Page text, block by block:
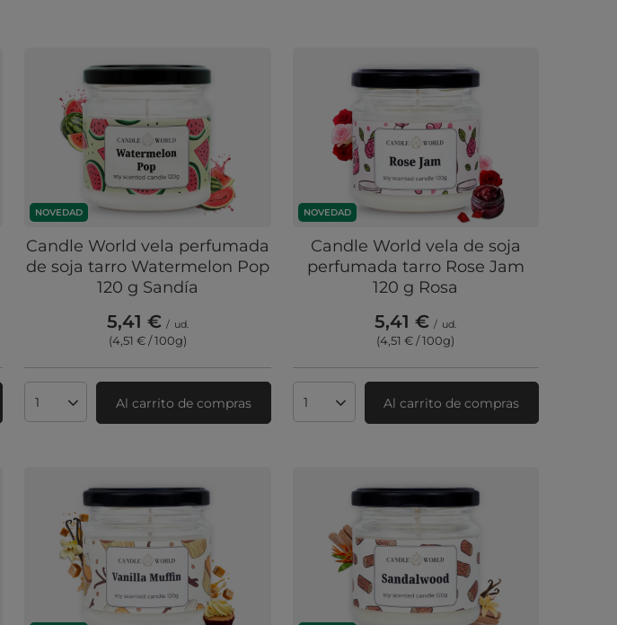
NOVEDAD
Candle World vela perfumada
de soja tarro Watermelon Pop
120 g Sandía
5,41 € / ud.
(4,51 € / 100g)
Cantidad de productosAl carrito de compras
NOVEDAD
Candle World vela de soja
perfumada tarro Rose Jam
120 g Rosa
5,41 € / ud.
(4,51 € / 100g)
Cantidad de productosAl carrito de compras